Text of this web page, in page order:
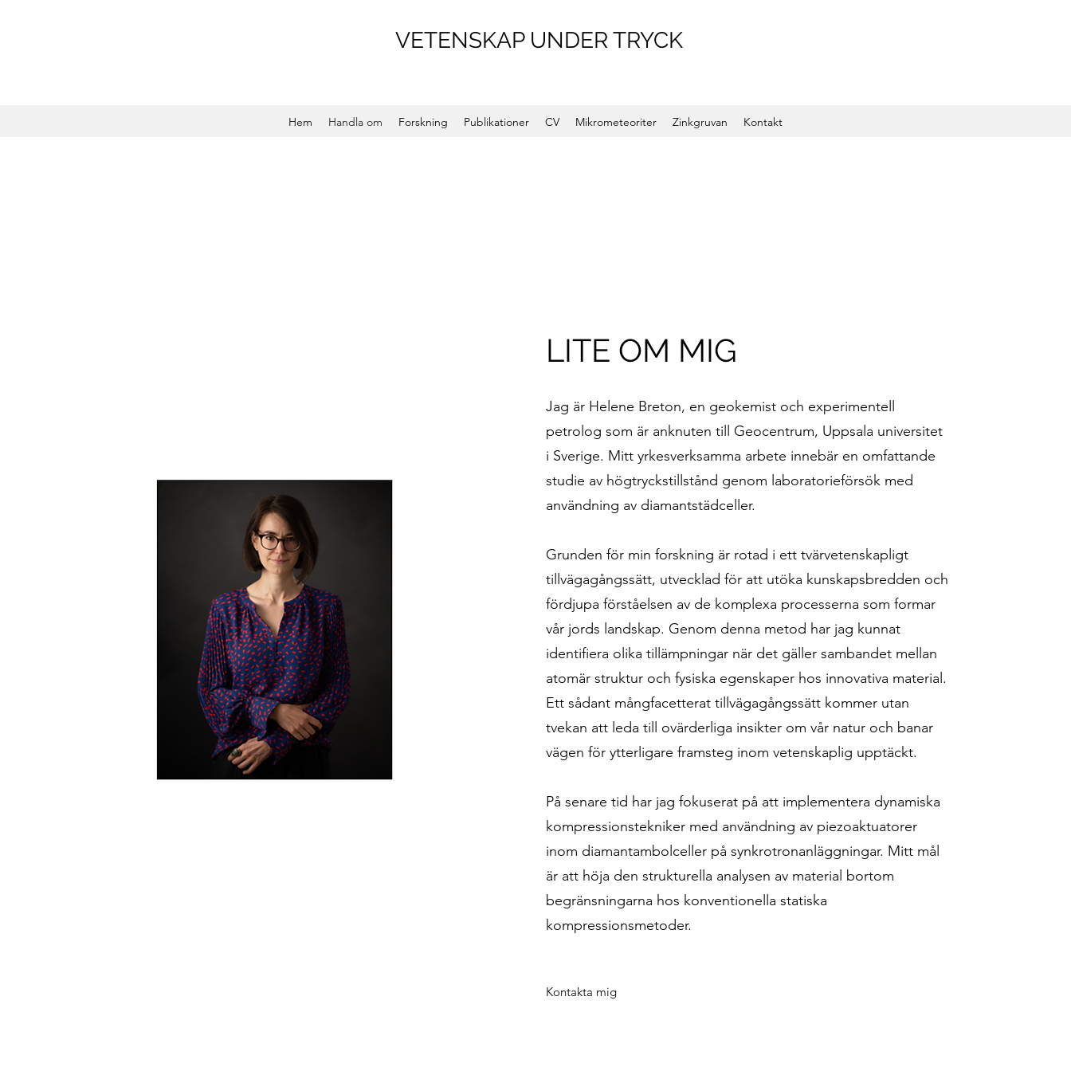
VETENSKAP UNDER TRYCK
Hem Handla om Forskning Publikationer CV Mikrometeoriter Zinkgruvan Kontakt
LITE OM MIG
Jag är Helene Breton, en geokemist och experimentell
petrolog som är anknuten till Geocentrum, Uppsala universitet
i Sverige. Mitt yrkesverksamma arbete innebär en omfattande
studie av högtryckstillstånd genom laboratorieförsök med
användning av diamantstädceller.
Grunden för min forskning är rotad i ett tvärvetenskapligt
tillvägagångssätt, utvecklad för att utöka kunskapsbredden och
fördjupa förståelsen av de komplexa processerna som formar
vår jords landskap. Genom denna metod har jag kunnat
identifiera olika tillämpningar när det gäller sambandet mellan
atomär struktur och fysiska egenskaper hos innovativa material.
Ett sådant mångfacetterat tillvägagångssätt kommer utan
tvekan att leda till ovärderliga insikter om vår natur och banar
vägen för ytterligare framsteg inom vetenskaplig upptäckt.
På senare tid har jag fokuserat på att implementera dynamiska
kompressionstekniker med användning av piezoaktuatorer
inom diamantambolceller på synkrotronanläggningar. Mitt mål
är att höja den strukturella analysen av material bortom
begränsningarna hos konventionella statiska
kompressionsmetoder.
Kontakta mig